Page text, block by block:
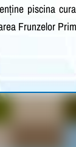
piscina
Frunzelor